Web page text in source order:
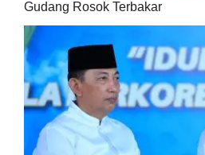
Gudang Rosok Terbakar